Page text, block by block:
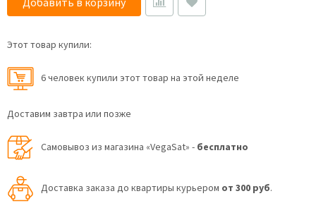
Этот товар купили:
6 человек купили этот товар на этой неделе
Доставим завтра или позже
Самовывоз из магазина «VegaSat» - бесплатно
Доставка заказа до квартиры курьером от 300 руб.